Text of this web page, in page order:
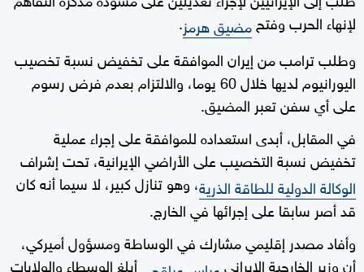
لإنهاء الحرب وفتحمضيق هرمز.
وطلب ترامب من إيران الموافقة على تخفيض نسبة تخصيب
اليورانيوم لديها خلال 60 يوما، والالتزام بعدم فرض رسوم
على أي سفن تعبر المضيق.
في المقابل، أبدى استعداده للموافقة على إجراء عملية
تخفيض نسبة التخصيب على الأراضي الإيرانية، تحت إشراف
الوكالة الدولية للطاقة الذرية، وهو تنازل كبير، لا سيما أنه كان
قد أصر سابقا على إجرائها في الخارج.
وأفاد مصدر إقليمي مشارك في الوساطة ومسؤول أميركي،
أن وزير الخارجية الإيراني
أبلغ الوسطاء والولايات